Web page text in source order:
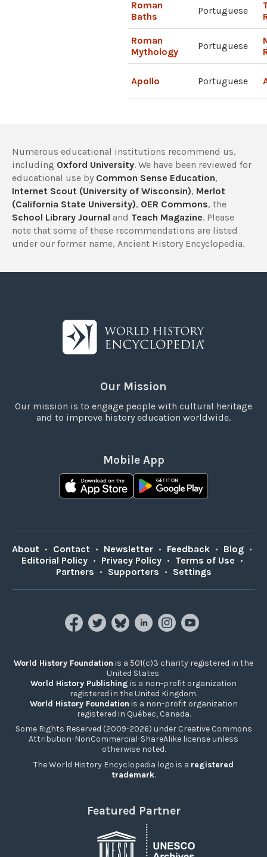
Roman
Baths
Portuguese
Roman
Mythology
Portuguese
Apollo Portuguese
Numerous educational institutions recommend us,
including Oxford University. We have been reviewed for
educational use by Common Sense Education,
Internet Scout (University of Wisconsin), Merlot
(California State University), OER Commons, the
School Library Journal and Teach Magazine. Please
note that some of these recommendations are listed
under our former name, Ancient History Encyclopedia.
Our Mission
Our mission is to engage people with cultural heritage
and to improve history education worldwide.
Mobile App
About • Contact • Newsletter • Feedback • Blog •
Editorial Policy • Privacy Policy • Terms of Use •
Partners • Supporters • Settings
World History Foundation is a 501(c)3 charity registered in the
United States.
World History Publishing is a non-profit organization
registered in the United Kingdom.
World History Foundation is a non-profit organization
registered in Québec, Canada.
Some Rights Reserved (2009-2026) under Creative Commons
Attribution-NonCommercial-ShareAlike license unless
otherwise noted.
The World History Encyclopedia logo is a registered
trademark.
Featured Partner